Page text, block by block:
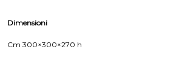
Dimensioni
Cm 300×300×270 h